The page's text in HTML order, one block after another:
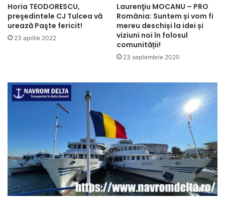
Horia TEODORESCU,
preşedintele CJ Tulcea vă
urează Paşte fericit!
23 aprilie 2022
Laurenţiu MOCANU – PRO
România: Suntem și vom fi
mereu deschiși la idei și
viziuni noi în folosul
comunității!
23 septembrie 2020